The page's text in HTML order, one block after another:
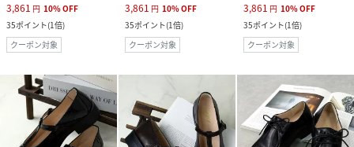
3,861 円 10%OFF
35ポイント(1倍)
クーポン対象
3,861 円 10%OFF
35ポイント(1倍)
クーポン対象
3,861 円 10%OFF
35ポイント(1倍)
クーポン対象